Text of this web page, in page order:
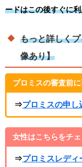
ードはこの後すぐに
もっと詳しく
像あり】
プロミスの審査前
⇒プロミスの申し
女性はこちらをチェ
⇒プロミスレディ